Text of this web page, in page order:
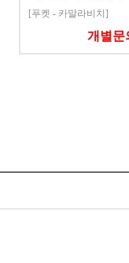
[푸켓 - 카말라비치]
개별문